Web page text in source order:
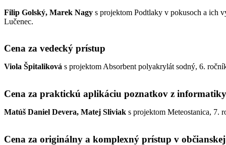
Filip Golský, Marek Nagy s projektom Podtlaky v pokusoch a ich
Lučenec.
Cena za vedecký prístup
Viola Špitaliková s projektom Absorbent polyakrylát sodný, 6.
Cena za praktickú aplikáciu poznatkov z informatiky
Matúš Daniel Devera, Matej Sliviak s projektom Meteostanica, 7.
Cena za originálny a komplexný prístup v